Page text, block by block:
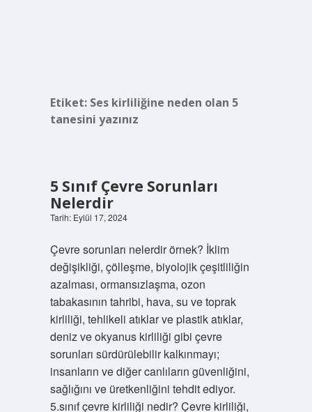
Etiket: Ses kirliliğine neden olan 5
tanesini yazınız
5 Sınıf Çevre Sorunları
Nelerdir
Tarih: Eylül 17, 2024
Çevre sorunları nelerdir örnek? İklim
değişikliği, çölleşme, biyolojik çeşitliliğin
azalması, ormansızlaşma, ozon
tabakasının tahribi, hava, su ve toprak
kirliliği, tehlikeli atıklar ve plastik atıklar,
deniz ve okyanus kirliliği gibi çevre
sorunları sürdürülebilir kalkınmayı;
insanların ve diğer canlıların güvenliğini,
sağlığını ve üretkenliğini tehdit ediyor.
5.sınıf çevre kirliliği nedir? Çevre kirliliği,